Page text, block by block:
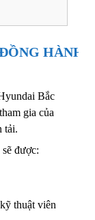
HÀNH
Bắc
gia của
tải.
được:
thuật viên